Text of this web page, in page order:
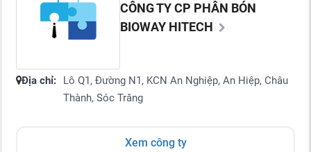
CÔNG TY CP PHÂN BÓN
BIOWAY HITECH
Địa chỉ:
Lô Q1, Đường N1, KCN An Nghiệp, An Hiệp, Châu
Thành, Sóc Trăng
Xem công ty